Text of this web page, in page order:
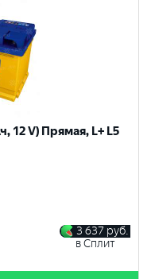
12 V) Прямая, L+ L5
3 637 руб.
в Сплит